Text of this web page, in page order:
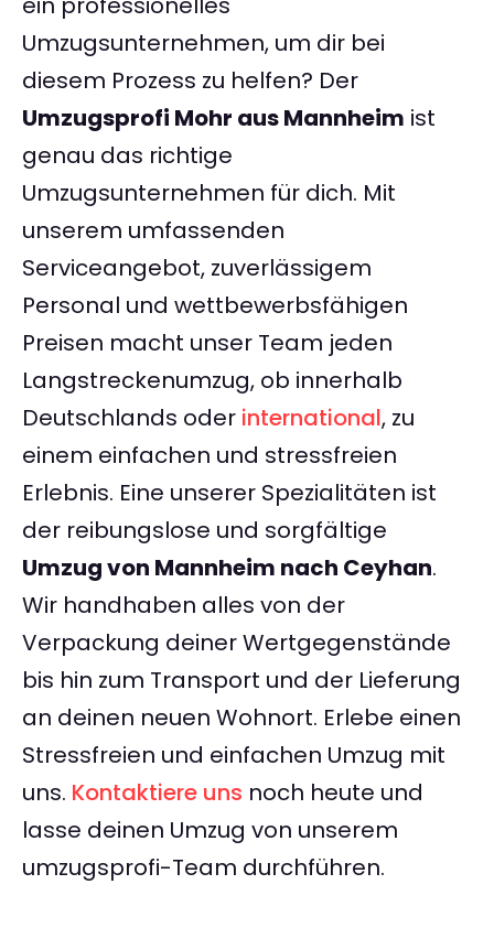
Umzugsunternehmen, um dir bei
diesem Prozess zu helfen? Der
Umzugsprofi Mohr aus Mannheim ist
genau das richtige
Umzugsunternehmen für dich. Mit
unserem umfassenden
Serviceangebot, zuverlässigem
Personal und wettbewerbsfähigen
Preisen macht unser Team jeden
Langstreckenumzug, ob innerhalb
Deutschlands oder international, zu
einem einfachen und stressfreien
Erlebnis. Eine unserer Spezialitäten ist
der reibungslose und sorgfältige
Umzug von Mannheim nach Ceyhan.
Wir handhaben alles von der
Verpackung deiner Wertgegenstände
bis hin zum Transport und der Lieferung
an deinen neuen Wohnort. Erlebe einen
Stressfreien und einfachen Umzug mit
uns. Kontaktiere uns noch heute und
lasse deinen Umzug von unserem
umzugsprofi-Team durchführen.